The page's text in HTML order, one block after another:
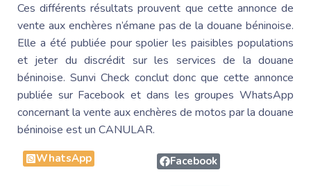
Ces différents résultats prouvent que cette annonce de
vente aux enchères n’émane pas de la douane béninoise.
Elle a été publiée pour spolier les paisibles populations
et jeter du discrédit sur les services de la douane
béninoise. Sunvi Check conclut donc que cette annonce
publiée sur Facebook et dans les groupes WhatsApp
concernant la vente aux enchères de motos par la douane
béninoise est un CANULAR.
WhatsApp Facebook